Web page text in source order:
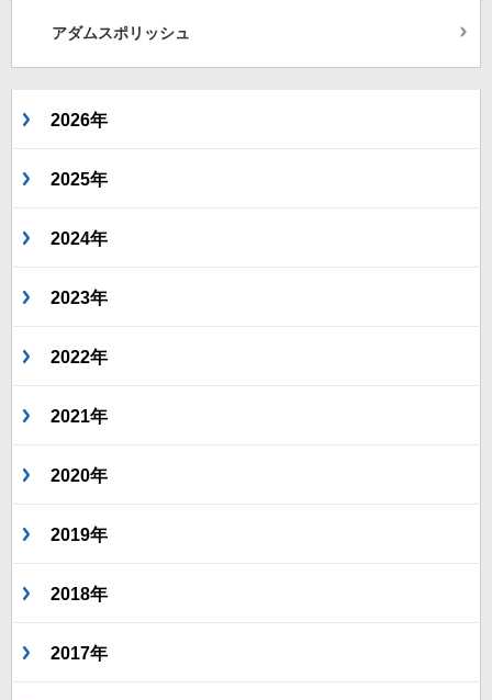
アダムスポリッシュ
2026年
2025年
2024年
2023年
2022年
2021年
2020年
2019年
2018年
2017年